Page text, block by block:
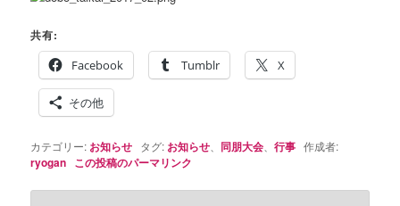
共有:
Facebook
Tumblr X
その他
カテゴリー: お知らせ タグ: お知らせ 同朋大会 、行事 作成者:
ryogan この投稿のパーマリンク